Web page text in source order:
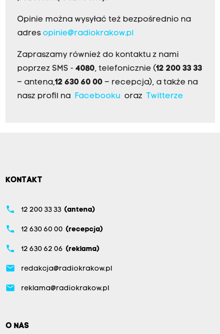
Opinie można wysyłać też bezpośrednio na
adres opinie@radiokrakow.pl
Zapraszamy również do kontaktu z nami
poprzez SMS - 4080, telefonicznie (12 200 33 33
– antena,12 630 60 00 – recepcja), a także na
nasz profil na
Facebookuoraz Twitterze
KONTAKT
phone 12 200 33 33 (antena)
phone 12 630 60 00 (recepcja)
phone 12 630 62 06 (reklama)
email redakcja@radiokrakow.pl
email reklama@radiokrakow.pl
O NAS